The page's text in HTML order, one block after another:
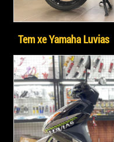
Tem xe Yamaha Luvias